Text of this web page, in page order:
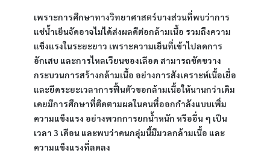
เพราะการศึกษาทางวิทยาศาสตร์บางส่วนที่พบว่าการ
แช่น้ำเย็นจัดอาจไม่ได้ส่งผลดีต่อกล้ามเนื้อ รวมถึงความ
แข็งแรงในระยะยาว เพราะความเย็นที่เข้าไปลดการ
อักเสบ และการไหลเวียนของเลือด สามารถขัดขวาง
กระบวนการสร้างกล้ามเนื้อ อย่างการสังเคราะห์เนื้อเยื่อ
และยืดระยะเวลาการฟื้นตัวขอกล้ามเนื้อให้นานกว่าเดิม
เคยมีการศึกษาที่ติดตามผลในคนที่ออกกำลังแบบเพิ่ม
ความแข็งแรง อย่างพวกการยกน้ำหนัก หรืออื่น ๆ เป็น
เวลา 3 เดือน และพบว่าคนกลุ่มนี้มีมวลกล้ามเนื้อ และ
ความแข็งแรงที่ลดลง